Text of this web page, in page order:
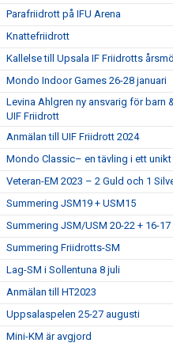
Parafriidrott på IFU Arena
Knattefriidrott
Kallelse till Upsala IF Friidrotts
Mondo Indoor Games 26-28 januari
Levina Ahlgren ny ansvarig för barn
UIF Friidrott
Anmälan till UIF Friidrott 2024
Mondo Classic– en tävling i ett
Veteran-EM 2023 – 2 Guld och 1
Summering JSM19 + USM15
Summering JSM/USM 20-22 + 16-17
Summering Friidrotts-SM
Lag-SM i Sollentuna 8 juli
Anmälan till HT2023
Uppsalaspelen 25-27 augusti
Mini-KM är avgjord